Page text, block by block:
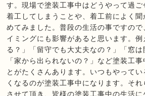
す。現場で塗装工事中はどうやって過
着工してしまうことや、着工前によく聞
めてみました。普段の生活の事ですの
イミングにも影響があると思います。
る？」「留守でも大丈夫なの？」「窓は
「家から出られないの？」など塗装工
とがたくさんあります。いつもやって
くなるのが塗装工事中になります。そ
させて頂き、皆様の塗装工事中の生活